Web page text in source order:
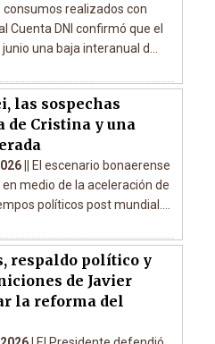
realizados con
Cuenta DNI confirmó que el
una baja interanual d...
las sospechas
de Cristina y una
||
El escenario bonaerense
medio de la aceleración de
políticos post mundial....
respaldo político y
de Javier
la reforma del